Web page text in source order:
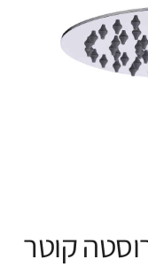
קוטר